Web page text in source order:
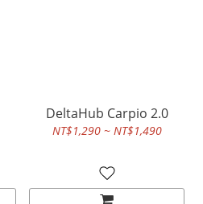
DeltaHub Carpio 2.0
NT$1,290 ~ NT$1,490